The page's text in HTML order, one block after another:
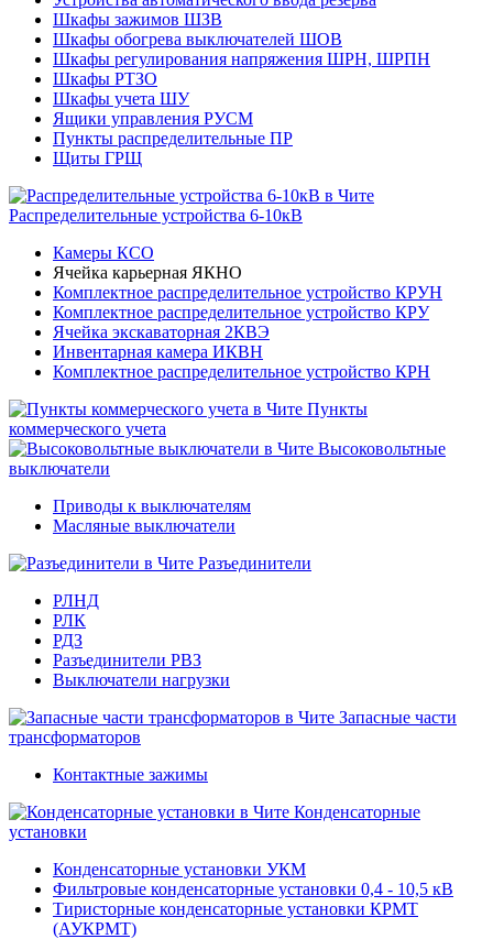
Шкафы зажимов ШЗВ
Шкафы обогрева выключателей ШОВ
Шкафы регулирования напряжения ШРН, ШРПН
Шкафы РТЗО
Шкафы учета ШУ
Ящики управления РУСМ
Пункты распределительные ПР
Щиты ГРЩ
Распределительные устройства 6-10кВ
Камеры КСО
Ячейка карьерная ЯКНО
Комплектное распределительное устройство КРУН
Комплектное распределительное устройство КРУ
Ячейка экскаваторная 2КВЭ
Инвентарная камера ИКВН
Комплектное распределительное устройство КРН
Пункты
коммерческого учета
Высоковольтные
выключатели
Приводы к выключателям
Масляные выключатели
Разъединители
РЛНД
РЛК
РДЗ
Разъединители РВЗ
Выключатели нагрузки
Запасные части
трансформаторов
Контактные зажимы
Конденсаторные
установки
Конденсаторные установки УКМ
Фильтровые конденсаторные установки 0,4 - 10,5 кВ
Тиристорные конденсаторные установки КРМТ
(АУКРМТ)